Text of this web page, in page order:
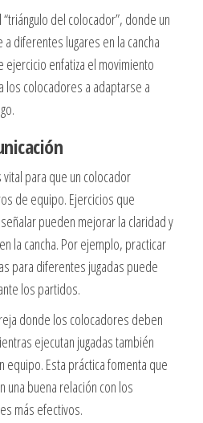
del colocador”, donde un
diferentes lugares en la cancha
enfatiza el movimiento
los colocadores a adaptarse a
para que un colocador
de equipo. Ejercicios que
pueden mejorar la claridad y
la cancha. Por ejemplo, practicar
para diferentes jugadas puede
los partidos.
donde los colocadores deben
ejecutan jugadas también
Esta práctica fomenta que
buena relación con los
más efectivos.